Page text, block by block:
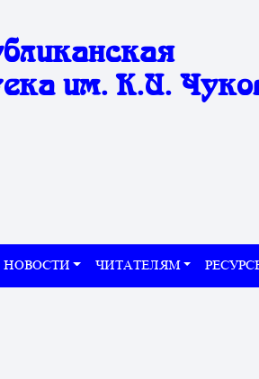
им. К.И.
НОВОСТИ ЧИТАТЕЛЯМ